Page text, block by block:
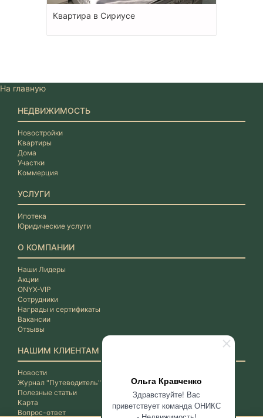
Ольга Кравченко
Здравствуйте! Вас
приветствует команда ОНИКС
Квартира в Сириусе
На главную
НЕДВИЖИМОСТЬ
Новостройки
Квартиры
Дома
Участки
Коммерция
УСЛУГИ
Ипотека
Юридические услуги
О КОМПАНИИ
Наши Лидеры
Акции
ONYX-VIP
Сотрудники
Награды и сертификаты
Вакансии
Отзывы
НАШИМ КЛИЕНТАМ
Новости
Журнал "Путеводитель"
Полезные статьи
Карта
Вопрос-ответ